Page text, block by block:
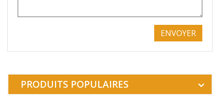
PRODUITS POPULAIRES